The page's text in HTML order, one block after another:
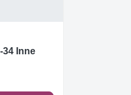
34 Inne